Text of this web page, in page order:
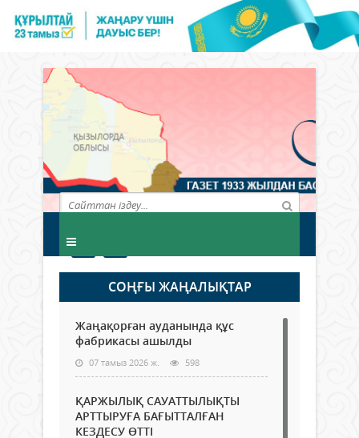
СОҢҒЫ ЖАҢАЛЫҚТАР
Жаңақорған ауданында құс
фабрикасы ашылды
07 тамыз 2026 ж. 598
ҚАРЖЫЛЫҚ САУАТТЫЛЫҚТЫ
АРТТЫРУҒА БАҒЫТТАЛҒАН
КЕЗДЕСУ ӨТТІ